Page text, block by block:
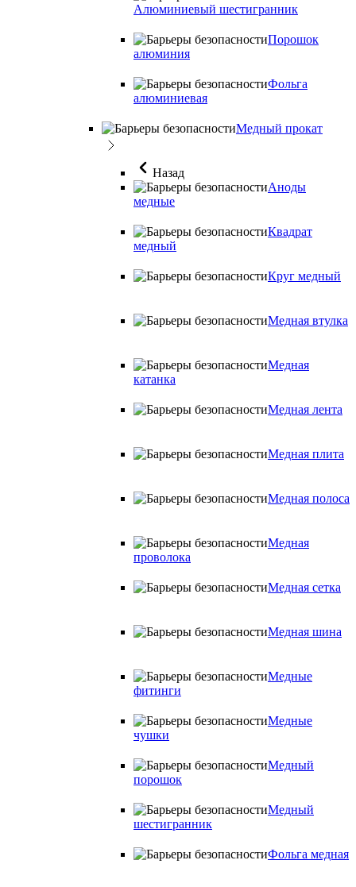
Алюминиевый шестигранник
Порошок
алюминия
Фольга
алюминиевая
Медный прокат
Назад
Аноды
медные
Квадрат
медный
Круг медный
Медная втулка
Медная
катанка
Медная лента
Медная плита
Медная полоса
Медная
проволока
Медная сетка
Медная шина
Медные
фитинги
Медные
чушки
Медный
порошок
Медный
шестигранник
Фольга медная